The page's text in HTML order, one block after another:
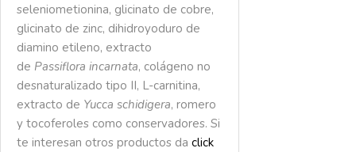
seleniometionina, glicinato de cobre,
glicinato de zinc, dihidroyoduro de
diamino etileno, extracto
de Passiflora incarnata, colágeno no
desnaturalizado tipo II, L-carnitina,
extracto de Yucca schidigera, romero
y tocoferoles como conservadores. Si
te interesan otros productos da click